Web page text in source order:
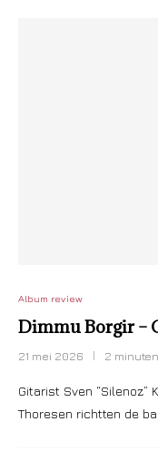
Album review
Dimmu Borgir –
21 mei 2026 2
Gitarist Sven “Silenoz”
Thoresen richtten de